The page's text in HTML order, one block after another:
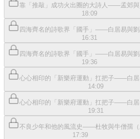
靠「推敲」成功火出圈的大詩人——孟郊與
18:09
四海齊名的詩歌界「國手」——白居易與劉
16:31
四海齊名的詩歌界「國手」——白居易與劉
19:36
心心相印的「新樂府運動」扛把子——白居
14:09
心心相印的「新樂府運動」扛把子——白居
19:31
不良少年和他的風流史——杜牧與牛僧孺（
17:39